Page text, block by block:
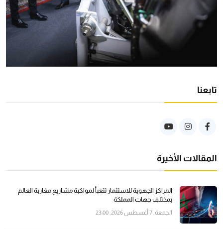
تابعنا
المقالات الأخيرة
المراكز الجهوية للاستثمار تتعبأ لمواكبة مشاريع مغاربة العالم
بمختلف جهات المملكة
الجمعة, 7 أغسطس 2026, 23:00